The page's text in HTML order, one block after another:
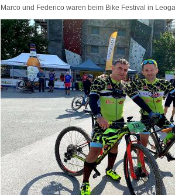
Marco und Federico waren beim Bike Festival in